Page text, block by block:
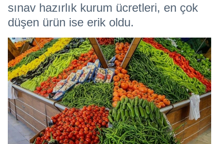
sınav hazırlık kurum ücretleri, en çok
düşen ürün ise erik oldu.